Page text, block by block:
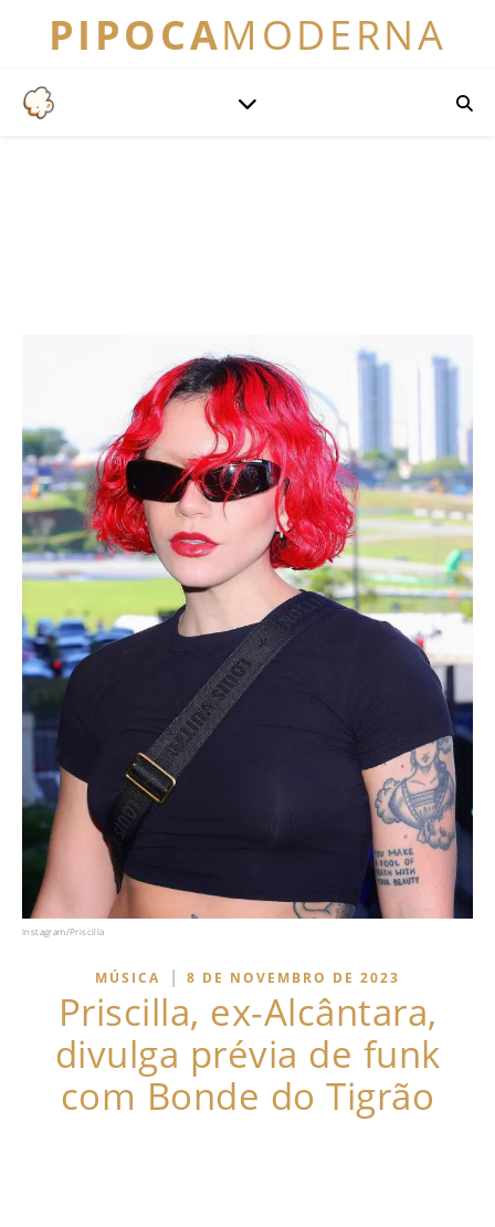
PIPOCAMODERNA
Instagram/Priscilla
MÚSICA | 8 DE NOVEMBRO DE 2023
Priscilla, ex-Alcântara,
divulga prévia de funk
com Bonde do Tigrão